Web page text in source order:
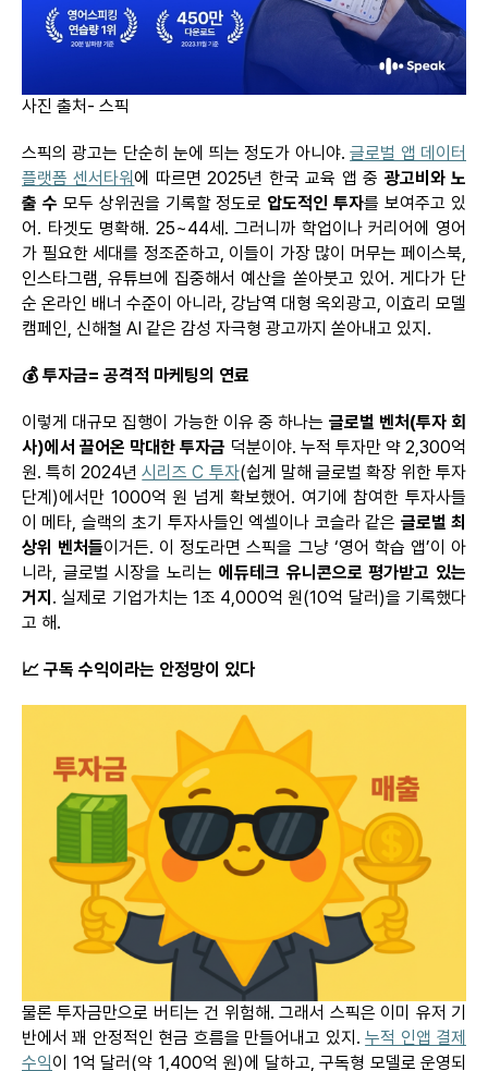
사진 출처- 스픽
스픽의 광고는 단순히 눈에 띄는 정도가 아니야.글로벌 앱 데이터
플랫폼 센서타워에 따르면 2025년 한국 교육 앱 중광고비와 노
출 수 모두 상위권을 기록할 정도로 압도적인 투자를 보여주고 있
어. 타겟도 명확해. 25~44세. 그러니까 학업이나 커리어에 영어
가 필요한 세대를 정조준하고, 이들이 가장 많이 머무는 페이스북,
인스타그램, 유튜브에 집중해서 예산을 쏟아붓고 있어. 게다가 단
순 온라인 배너 수준이 아니라, 강남역 대형 옥외광고, 이효리 모델
캠페인, 신해철 AI 같은 감성 자극형 광고까지 쏟아내고 있지.
💰 투자금= 공격적 마케팅의 연료
이렇게 대규모 집행이 가능한 이유 중 하나는 글로벌 벤처(투자 회
사)에서 끌어온 막대한 투자금 덕분이야. 누적 투자만 약 2,300억
원. 특히 2024년시리즈 C 투자(쉽게 말해 글로벌 확장 위한 투자
단계)에서만 1000억 원 넘게확보했어 . 여기에 참여한 투자사들
이 메타, 슬랙의 초기 투자사들인 엑셀이나 코슬라같은 글로벌 최
상위 벤처들이거든. 이 정도라면스픽을 그냥 ‘영어 학습 앱’이 아
니라, 글로벌 시장을 노리는 에듀테크 유니콘으로 평가받고 있는
거지 . 실제로 기업가치는 1조 4,000억 원(10억 달러)을 기록했다
고 해.
📈 구독 수익이라는 안정망이 있다
물론 투자금만으로 버티는 건 위험해. 그래서 스픽은 이미 유저 기
반에서 꽤 안정적인 현금 흐름을 만들어내고 있지.누적 인앱 결제
수익이 1억 달러(약 1,400억 원)에 달하고, 구독형 모델로 운영되